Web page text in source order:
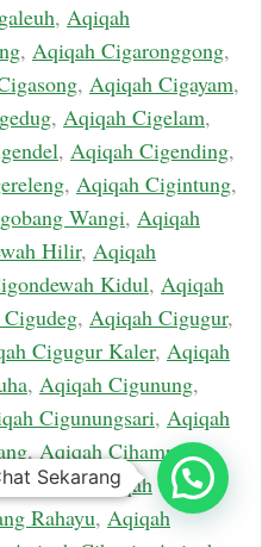
, Aqiqah
, Aqiqah Cigaronggong,
, Aqiqah Cigayam,
, Aqiqah Cigelam,
, Aqiqah Cigending,
, Aqiqah Cigintung,
Wangi, Aqiqah
Hilir, Aqiqah
Kidul, Aqiqah
, Aqiqah Cigugur,
Cigugur Kaler, Aqiqah
, Aqiqah Cigunung,
Cigunungsari, Aqiqah
,Aqiqah Cihampelas,
,Aqiqah
Rahayu, Aqiqah
Sekarang